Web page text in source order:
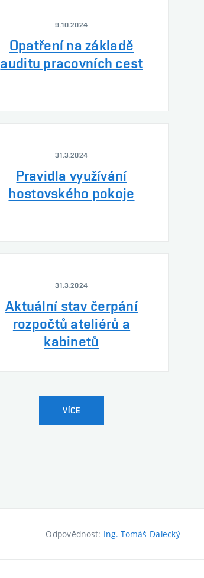
9.10.2024
Opatření na základě
auditu pracovních cest
31.3.2024
Pravidla využívání
hostovského pokoje
31.3.2024
Aktuální stav čerpání
rozpočtů ateliérů a
kabinetů
VÍCE
Odpovědnost: Ing. Tomáš Dalecký